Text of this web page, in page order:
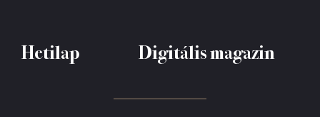
Hetilap Digitális magazin